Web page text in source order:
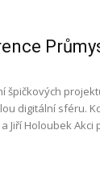
špičkových
digitální sféru.
Jiří Holoubek